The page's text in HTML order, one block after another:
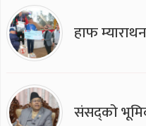
हाफ
संसद्को